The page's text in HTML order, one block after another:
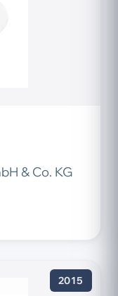
& Co. KG
2015